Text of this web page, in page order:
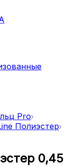
Pro
Полиэстер
0,45